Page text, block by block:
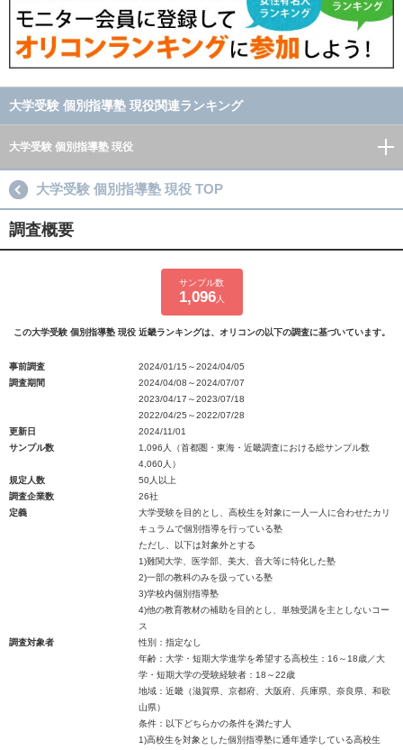
大学受験 個別指導塾 現役関連ランキング
大学受験 個別指導塾 現役
大学受験 個別指導塾 現役 TOP
調査概要
サンプル数
1,096人
この大学受験 個別指導塾 現役 近畿ランキングは、オリコンの以下の調査に基づいています。
事前調査
2024/01/15～2024/04/05
調査期間
2024/04/08～2024/07/07
2023/04/17～2023/07/18
2022/04/25～2022/07/28
更新日
2024/11/01
サンプル数
1,096人（首都圏・東海・近畿調査における総サンプル数
4,060人）
規定人数
50人以上
調査企業数
26社
定義
大学受験を目的とし、高校生を対象に一人一人に合わせたカリ
キュラムで個別指導を行っている塾
ただし、以下は対象外とする
1)難関大学、医学部、美大、音大等に特化した塾
2)一部の教科のみを扱っている塾
3)学校内個別指導塾
4)他の教育教材の補助を目的とし、単独受講を主としないコー
ス
調査対象者
性別：指定なし
年齢：大学・短期大学進学を希望する高校生：16～18歳／大
学・短期大学の受験経験者：18～22歳
地域：近畿（滋賀県、京都府、大阪府、兵庫県、奈良県、和歌
山県）
条件：以下どちらかの条件を満たす人
1)高校生を対象とした個別指導塾に通年通学している高校生